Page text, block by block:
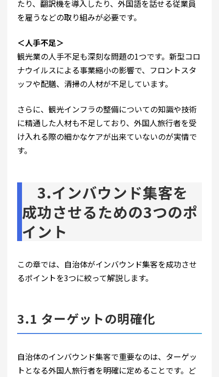
たり、翻訳機を導入したり、外国語を話せる従業員
を雇うなどの取り組みが必要です。
＜人手不足＞
観光業の人手不足も深刻な問題の1つです。新型コロ
ナウイルスによる事業縮小の影響で、フロントスタ
ッフや配膳、清掃の人材が不足しています。
さらに、観光インフラの整備についての知識や技術
に精通した人材も不足しており、外国人旅行者を受
け入れる際の細かなケアが出来ていないのが実情で
す。
3.インバウンド集客を
成功させるための3つのポ
イント
この章では、自治体がインバウンド集客を成功させ
るポイントを3つに絞って解説します。
3.1 ターゲットの明確化
自治体のインバウンド集客で重要なのは、ターゲッ
トとなる外国人旅行者を明確に定めることです。ど